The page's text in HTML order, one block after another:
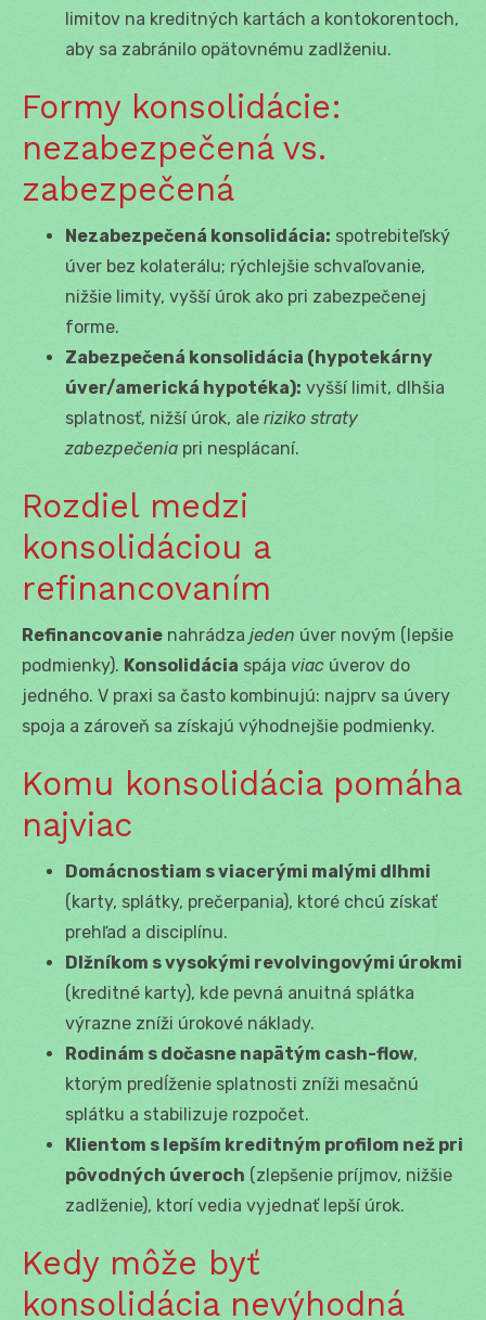
limitov na kreditných kartách a kontokorentoch,
aby sa zabránilo opätovnému zadlženiu.
Formy konsolidácie:
nezabezpečená vs.
zabezpečená
Nezabezpečená konsolidácia: spotrebiteľský
úver bez kolaterálu; rýchlejšie schvaľovanie,
nižšie limity, vyšší úrok ako pri zabezpečenej
forme.
Zabezpečená konsolidácia (hypotekárny
úver/americká hypotéka): vyšší limit, dlhšia
splatnosť, nižší úrok, ale riziko straty
zabezpečenia pri nesplácaní.
Rozdiel medzi
konsolidáciou a
refinancovaním
Refinancovanie nahrádza jeden úver novým (lepšie
podmienky). Konsolidácia spája viac úverov do
jedného. V praxi sa často kombinujú: najprv sa úvery
spoja a zároveň sa získajú výhodnejšie podmienky.
Komu konsolidácia pomáha
najviac
Domácnostiam s viacerými malými dlhmi
(karty, splátky, prečerpania), ktoré chcú získať
prehľad a disciplínu.
Dlžníkom s vysokými revolvingovými úrokmi
(kreditné karty), kde pevná anuitná splátka
výrazne zníži úrokové náklady.
Rodinám s dočasne napätým cash-flow,
ktorým predĺženie splatnosti zníži mesačnú
splátku a stabilizuje rozpočet.
Klientom s lepším kreditným profilom než pri
pôvodných úveroch (zlepšenie príjmov, nižšie
zadlženie), ktorí vedia vyjednať lepší úrok.
Kedy môže byť
konsolidácia nevýhodná